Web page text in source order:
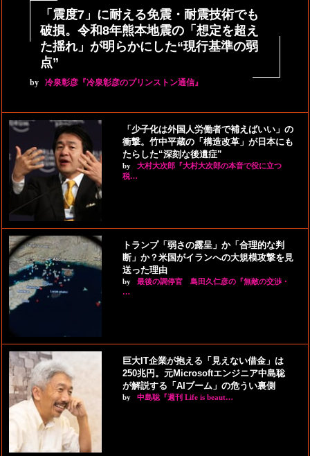
「震度7」に耐える免震・耐震技術でも
破損。令和8年熊本地震の「想定を超え
た揺れ」が明らかにした“現行基準の弱
点”
by 冷泉彰彦『冷泉彰彦のプリンストン通信』
「少子化は外国人労働者で補えばいい」の
衝撃。竹中平蔵の「構造改革」が日本にも
たらした“深刻な後遺症”
by
大村大次郎『大村大次郎の本音で役に立つ
税…
トランプ「弱さの露呈」か「合理的な判
断」か？米国がイランへの大規模攻撃を見
送った理由
by
最後の調停官 島田久仁彦の『無敵の交渉・
…
巨大IT企業が抱える「見えない借金」は
250兆円。元Microsoftエンジニア中島聡
が解説する「AIブーム」の危うい裏側
by 中島聡『週刊 Life is beaut…